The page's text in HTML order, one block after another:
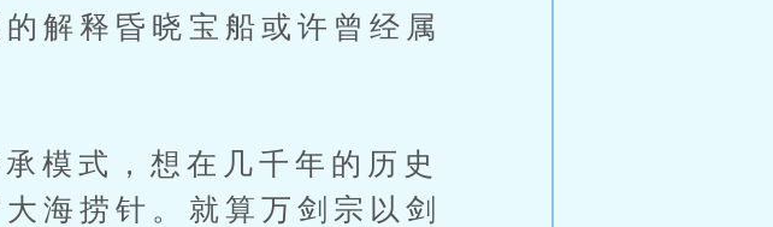
解释昏晓宝船或许曾经属
式，想在几千年的历史
海捞针。就算万剑宗以剑